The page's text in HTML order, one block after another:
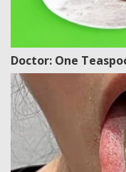
Doctor: One